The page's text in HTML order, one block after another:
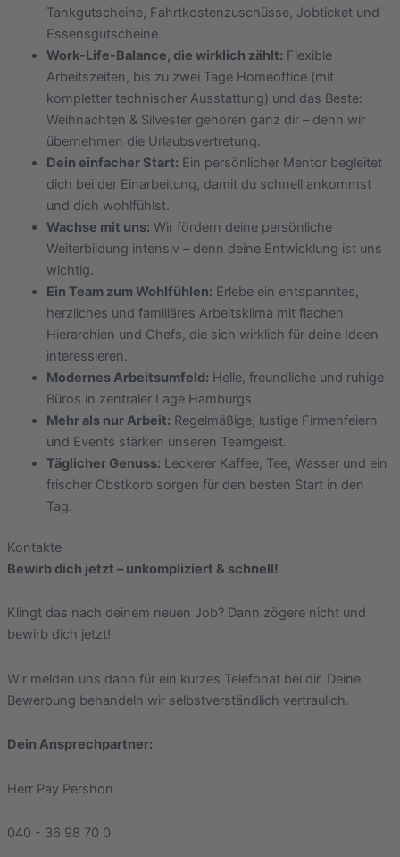
Tankgutscheine, Fahrtkostenzuschüsse, Jobticket und
Essensgutscheine.
Work-Life-Balance, die wirklich zählt: Flexible
Arbeitszeiten, bis zu zwei Tage Homeoffice (mit
kompletter technischer Ausstattung) und das Beste:
Weihnachten & Silvester gehören ganz dir – denn wir
übernehmen die Urlaubsvertretung.
Dein einfacher Start: Ein persönlicher Mentor begleitet
dich bei der Einarbeitung, damit du schnell ankommst
und dich wohlfühlst.
Wachse mit uns: Wir fördern deine persönliche
Weiterbildung intensiv – denn deine Entwicklung ist uns
wichtig.
Ein Team zum Wohlfühlen: Erlebe ein entspanntes,
herzliches und familiäres Arbeitsklima mit flachen
Hierarchien und Chefs, die sich wirklich für deine Ideen
interessieren.
Modernes Arbeitsumfeld: Helle, freundliche und ruhige
Büros in zentraler Lage Hamburgs.
Mehr als nur Arbeit: Regelmäßige, lustige Firmenfeiern
und Events stärken unseren Teamgeist.
Täglicher Genuss: Leckerer Kaffee, Tee, Wasser und ein
frischer Obstkorb sorgen für den besten Start in den
Tag.
Kontakte
Bewirb dich jetzt – unkompliziert & schnell!
Klingt das nach deinem neuen Job? Dann zögere nicht und
bewirb dich jetzt!
Wir melden uns dann für ein kurzes Telefonat bei dir. Deine
Bewerbung behandeln wir selbstverständlich vertraulich.
Dein Ansprechpartner:
Herr Pay Pershon
040 - 36 98 70 0